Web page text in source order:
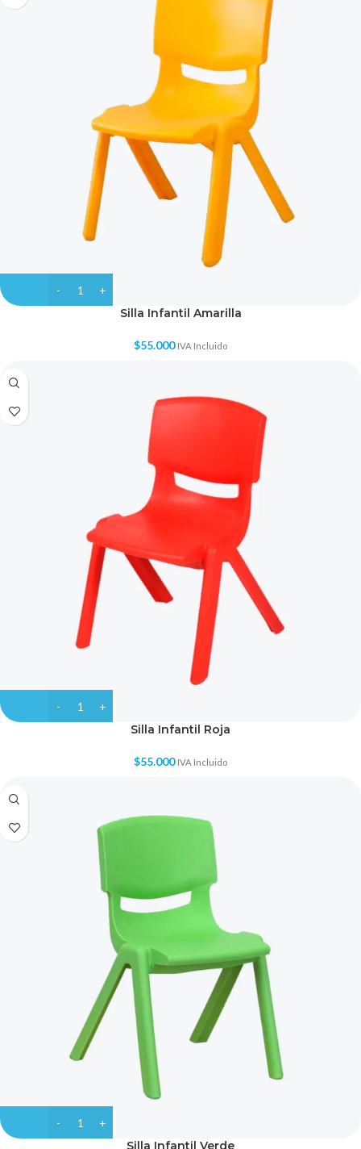
Silla Infantil Amarilla
$55.000 IVA Incluido
Silla Infantil Roja
$55.000 IVA Incluido
Silla Infantil Verde